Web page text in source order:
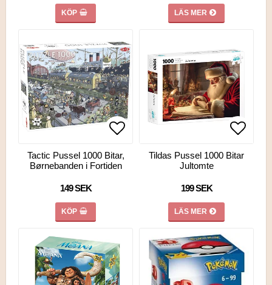
KÖP LÄS MER
Lägg till i favoritlistan
Tactic Pussel 1000 Bitar,
Børnebanden i Fortiden
149 SEK
KÖP
Lägg
Tildas Pussel 1000 Bitar
Jultomte
199 SEK
LÄS MER